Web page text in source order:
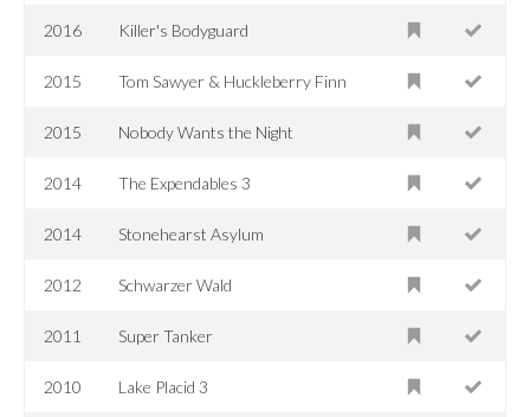
2016 Killer's Bodyguard
2015 Tom Sawyer & Huckleberry Finn
2015 Nobody Wants the Night
2014 The Expendables 3
2014 Stonehearst Asylum
2012 Schwarzer Wald
2011 Super Tanker
2010 Lake Placid 3